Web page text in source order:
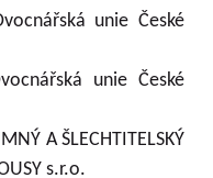
unie České
unie České
A ŠLECHTITELSKÝ
s.r.o.